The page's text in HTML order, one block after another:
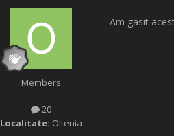
Members
20
Localitate: Oltenia
Am gasit